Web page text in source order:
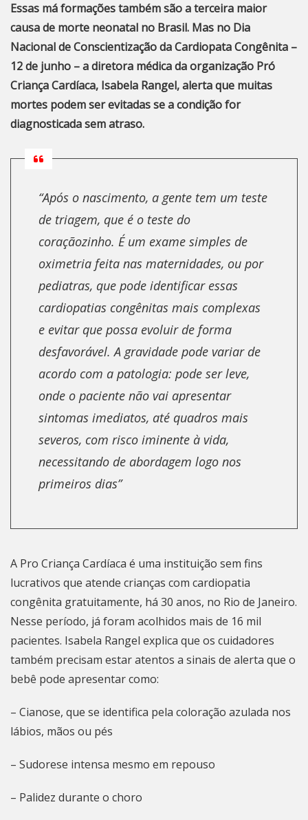
Essas má formações também são a terceira maior
causa de morte neonatal no Brasil. Mas no Dia
Nacional de Conscientização da Cardiopata Congênita –
12 de junho – a diretora médica da organização Pró
Criança Cardíaca, Isabela Rangel, alerta que muitas
mortes podem ser evitadas se a condição for
diagnosticada sem atraso.
“Após o nascimento, a gente tem um teste
de triagem, que é o teste do
coraçãozinho. É um exame simples de
oximetria feita nas maternidades, ou por
pediatras, que pode identificar essas
cardiopatias congênitas mais complexas
e evitar que possa evoluir de forma
desfavorável. A gravidade pode variar de
acordo com a patologia: pode ser leve,
onde o paciente não vai apresentar
sintomas imediatos, até quadros mais
severos, com risco iminente à vida,
necessitando de abordagem logo nos
primeiros dias”
A Pro Criança Cardíaca é uma instituição sem fins
lucrativos que atende crianças com cardiopatia
congênita gratuitamente, há 30 anos, no Rio de Janeiro.
Nesse período, já foram acolhidos mais de 16 mil
pacientes. Isabela Rangel explica que os cuidadores
também precisam estar atentos a sinais de alerta que o
bebê pode apresentar como:
– Cianose, que se identifica pela coloração azulada nos
lábios, mãos ou pés
– Sudorese intensa mesmo em repouso
– Palidez durante o choro